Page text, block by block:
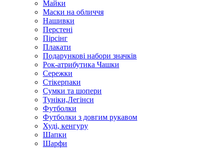
Майки
Маски на обличчя
Нашивки
Перстені
Пірсінг
Плакати
Подарункові набори значків
Рок-атрибутика Чашки
Сережки
Стікерпаки
Сумки та шопери
Туніки,Легінси
Футболки
Футболки з довгим рукавом
Худі, кенгуру
Шапки
Шарфи